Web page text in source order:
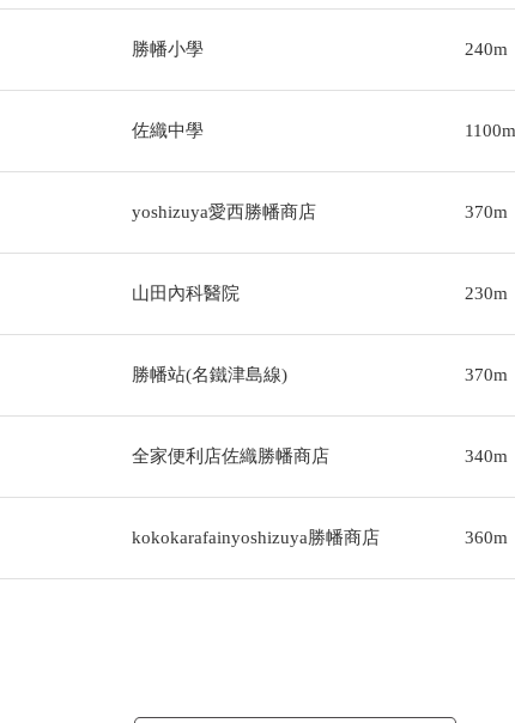
勝幡小學 240m
佐織中學 1100m
yoshizuya愛西勝幡商店 370m
山田內科醫院 230m
勝幡站(名鐵津島線) 370m
全家便利店佐織勝幡商店 340m
kokokarafainyoshizuya勝幡商店 360m